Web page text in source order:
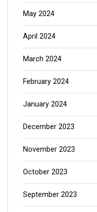
May 2024
April 2024
March 2024
February 2024
January 2024
December 2023
November 2023
October 2023
September 2023